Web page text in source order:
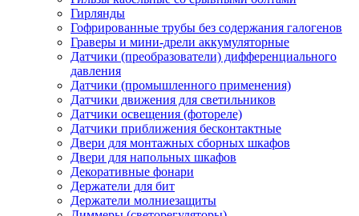
Гирлянды
Гофрированные трубы без содержания галогенов
Граверы и мини-дрели аккумуляторные
Датчики (преобразователи) дифференциального
давления
Датчики (промышленного применения)
Датчики движения для светильников
Датчики освещения (фотореле)
Датчики приближения бесконтактные
Двери для монтажных сборных шкафов
Двери для напольных шкафов
Декоративные фонари
Держатели для бит
Держатели молниезащиты